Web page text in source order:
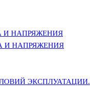
И НАПРЯЖЕНИЯ
И НАПРЯЖЕНИЯ
ЭКСПЛУАТАЦИИ.